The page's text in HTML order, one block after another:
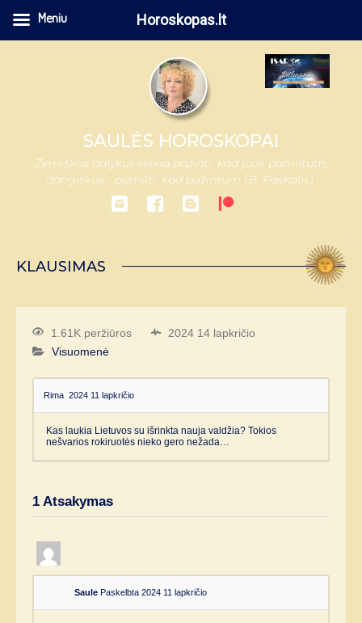
SAULĖS HOROSKOPAI
Žemiškus dalykus reikia pažinti, kad juos pamiltum,
dangiškus - pamilti, kad pažintum (B. Paskalis).
KLAUSIMAS
1.61K peržiūros
2024 14 lapkričio
Visuomenė
Rima 2024 11 lapkričio
Kas laukia Lietuvos su išrinkta nauja valdžia? Tokios
nešvarios rokiruotės nieko gero nežada…
1 Atsakymas
Saule Paskelbta 2024 11 lapkričio
Meniu Horoskopas.lt